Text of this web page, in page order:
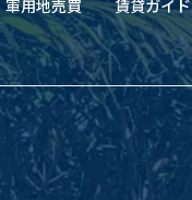
軍用地売買 賃貸ガイド